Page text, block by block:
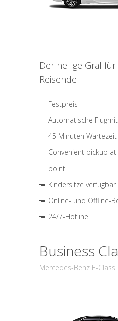
Der heilige Gral
Reisende
Festpreis
Automatische
45 Minuten
Convenient pickup
point
Kindersitze verfügbar
Online- und Offline-
24/7-Hotline
Business
Mercedes-Benz E-